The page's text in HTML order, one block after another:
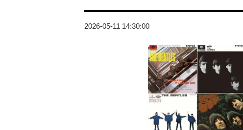
2026-05-11 14:30:00